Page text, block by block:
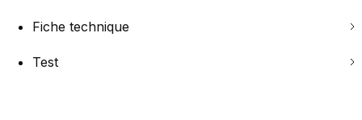
Fiche technique
Test